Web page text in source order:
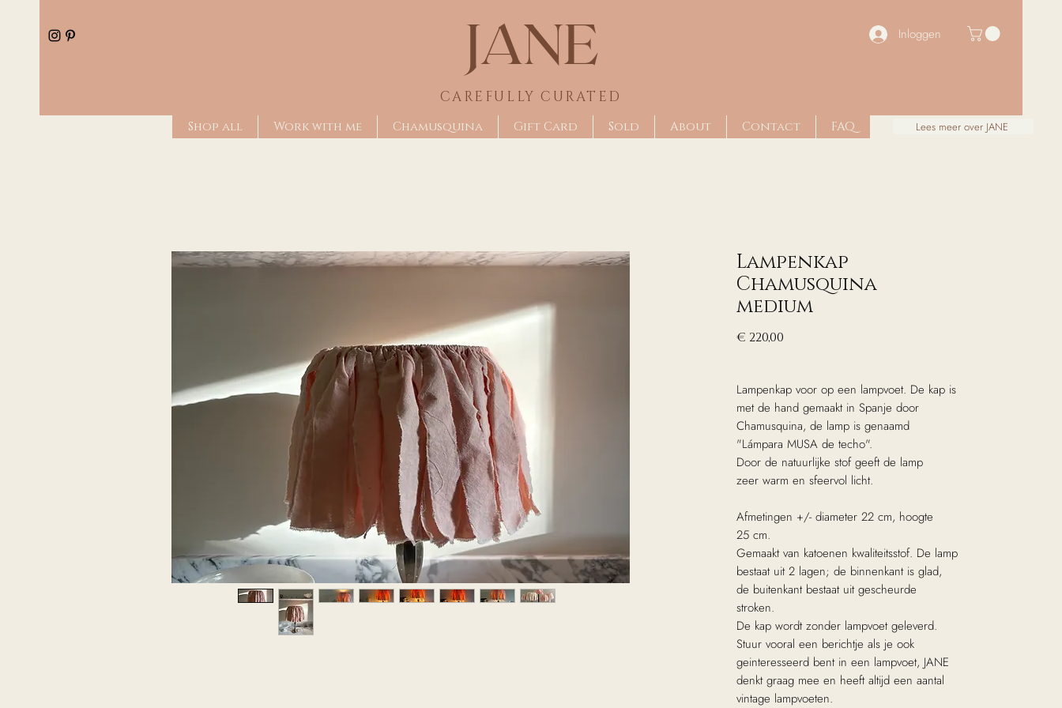
JANE
CAREFULLY CU RATED
Inloggen
Shop all Work with me Chamusquina Gift Card Sold About Contact FAQ Lees meer over JANE
Lampenkap
Chamusquina
medium
€ 220,00
Lampenkap voor op een lampvoet. De kap is
met de hand gemaakt in Spanje door
Chamusquina, de lamp is genaamd
"Lámpara MUSA de techo".
Door de natuurlijke stof geeft de lamp
zeer warm en sfeervol licht.
Afmetingen +/- diameter 22 cm, hoogte
25 cm.
Gemaakt van katoenen kwaliteitsstof. De lamp
bestaat uit 2 lagen; de binnenkant is glad,
de buitenkant bestaat uit gescheurde
stroken.
De kap wordt zonder lampvoet geleverd.
Stuur vooral een berichtje als je ook
geinteresseerd bent in een lampvoet, JANE
denkt graag mee en heeft altijd een aantal
vintage lampvoeten.